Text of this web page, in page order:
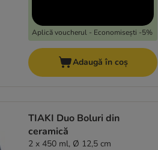
Aplică voucherul - Economisești -5%
Adaugă în coș
TIAKI Duo Boluri din
ceramică
2 x 450 ml, Ø 12,5 cm